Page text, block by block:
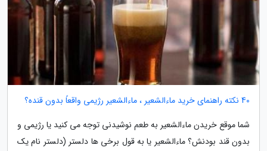
40 نکته راهنمای خرید ماءالشعیر ، ماءالشعیر رژیمی واقعاً بدون قنده؟
شما موقع خریدن ماءالشعیر به طعم نوشیدنی توجه می کنید یا رژیمی و
بدون قند بودنش؟ ماءالشعیر یا به قول برخی ها دلستر (دلستر نام یک